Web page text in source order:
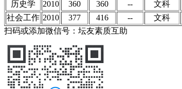
历史学
2010 360 360 -- 文科
社会工作 2010 377 416 -- 文科
扫码或添加微信号：坛友素质互助